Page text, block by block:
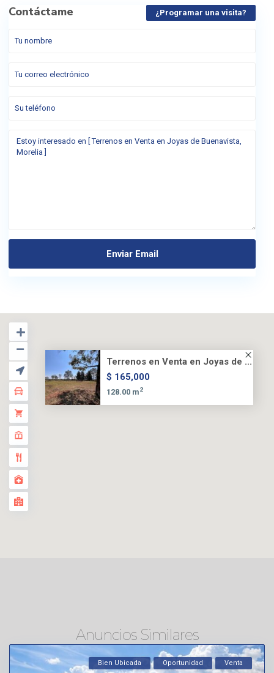
Contáctame ¿Programar una visita?
Terrenos en Venta en Joyas de ...
$ 165,000
128.00 m2
Anuncios Similares
Bien Ubicada Oportunidad Venta